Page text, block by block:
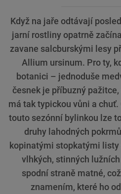
Když na jaře odtávají
jarní rostliny opatrně
zavane salcburskými lesy
Allium ursinum. Pro ty,
botanici – jednoduše
česnek je příbuzný
má tak typickou vůni a
touto sezónní bylinkou lze
druhy lahodných
kopinatými stopkatými
vlhkých, stinných
spodní straně matné,
znamením, které ho